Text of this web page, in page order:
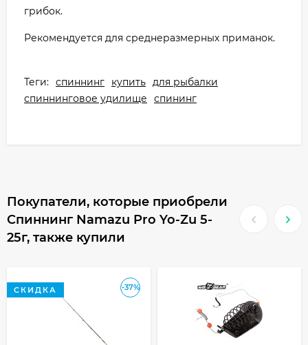
грибок.
Рекомендуется для среднеразмерных приманок.
Теги: спиннинг купить для рыбалки
спиннинговое удилище
спининг
Покупатели, которые приобрели
Спиннинг Namazu Pro Yo-Zu 5-
25г, также купили
-37%
СКИДКА